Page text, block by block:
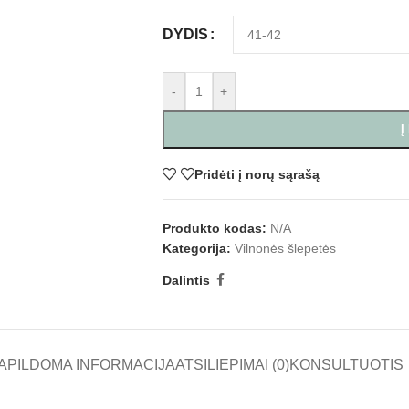
DYDIS
- +
Pridėti į norų sąrašą
Produkto kodas: N/A
Kategorija: Vilnonės šlepetės
Dalintis
INFORMACIJAATSILIEPIMAI (0)KONSULTUOTIS